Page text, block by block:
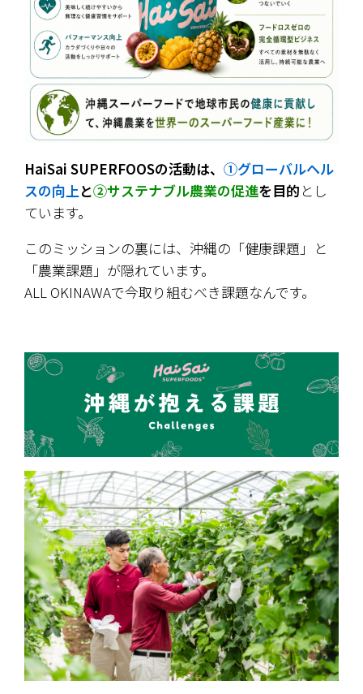
HaiSai SUPERFOOSの活動は、 ①グローバルヘル
スの向上と②サステナブル農業の促進を目的 とし
ています。
このミッションの裏には、沖縄の「健康課題」と
「農業課題」が隠れています。
ALL OKINAWAで今取り組むべき課題なんです。